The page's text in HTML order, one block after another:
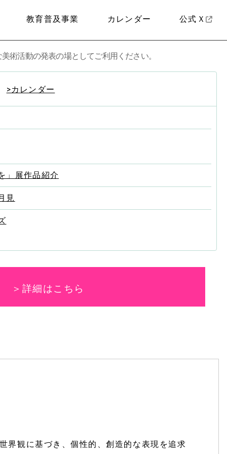
教育普及事業 カレンダー 公式Ｘ
術活動の発表の場としてご利用ください。
>カレンダー
」展作品紹介
見
＞詳細はこちら
界観に基づき、個性的、創造的な表現を追求